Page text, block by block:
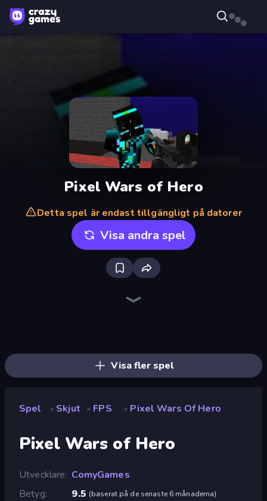
Pixel Wars of Hero
Detta spel är endast tillgängligt på datorer
Visa andra spel
Visa fler spel
Spel » Skjut » FPS » Pixel Wars Of Hero
Pixel Wars of Hero
Utvecklare ComyGames
Betyg
9.5 (baserat på de senaste 6 månaderna)